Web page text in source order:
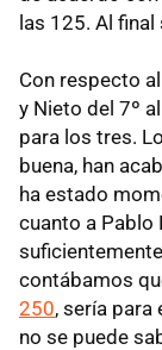
las 125. Al
Con respecto
y Nieto del 7º
para los tres.
buena, han
ha estado
cuanto a Pablo
contábamos
250, sería para
no se puede